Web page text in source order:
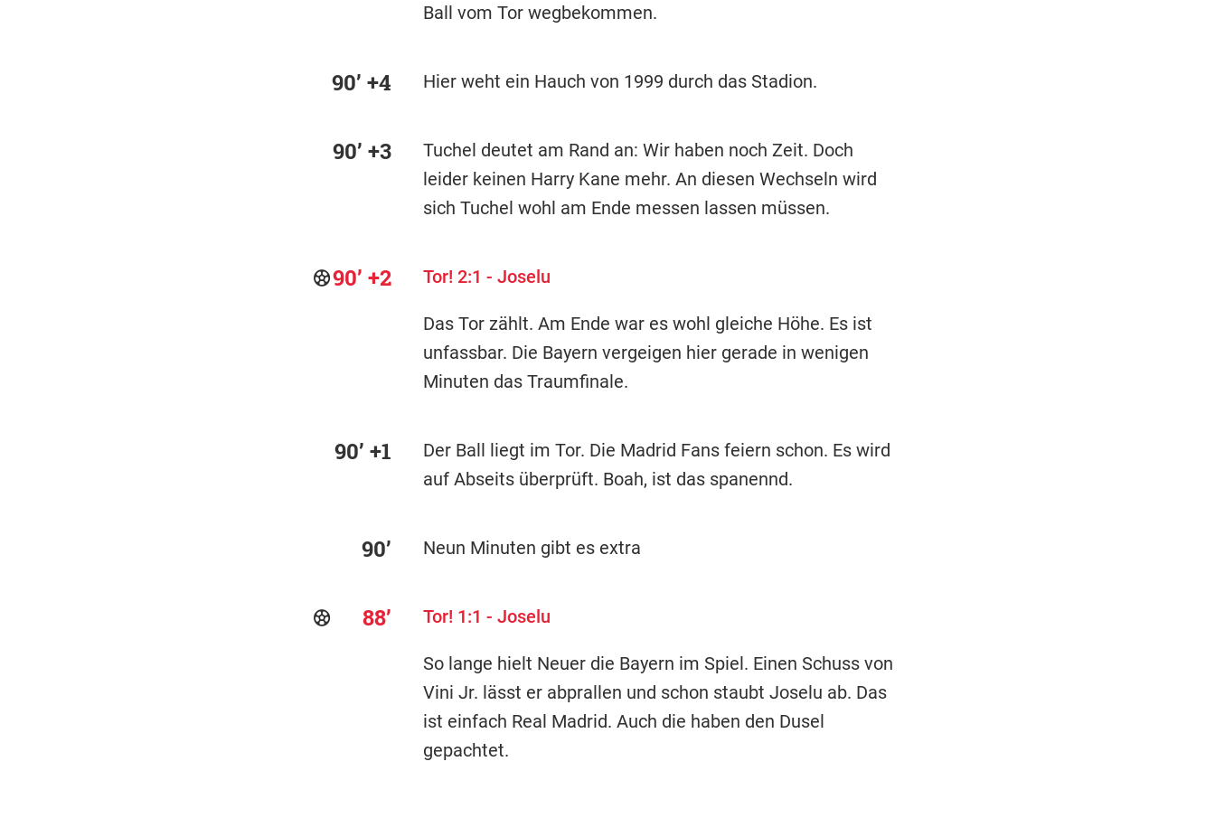
Ball vom Tor wegbekommen.
90’ +4 Hier weht ein Hauch von 1999 durch das Stadion.
90’ +3
Tuchel deutet am Rand an: Wir haben noch Zeit. Doch
leider keinen Harry Kane mehr. An diesen Wechseln wird
sich Tuchel wohl am Ende messen lassen müssen.
90’ +2 Tor! 2:1 - Joselu
Das Tor zählt. Am Ende war es wohl gleiche Höhe. Es ist
unfassbar. Die Bayern vergeigen hier gerade in wenigen
Minuten das Traumfinale.
90’ +1
Der Ball liegt im Tor. Die Madrid Fans feiern schon. Es wird
auf Abseits überprüft. Boah, ist das spanennd.
90’ Neun Minuten gibt es extra
88’ Tor! 1:1 - Joselu
So lange hielt Neuer die Bayern im Spiel. Einen Schuss von
Vini Jr. lässt er abprallen und schon staubt Joselu ab. Das
ist einfach Real Madrid. Auch die haben den Dusel
gepachtet.